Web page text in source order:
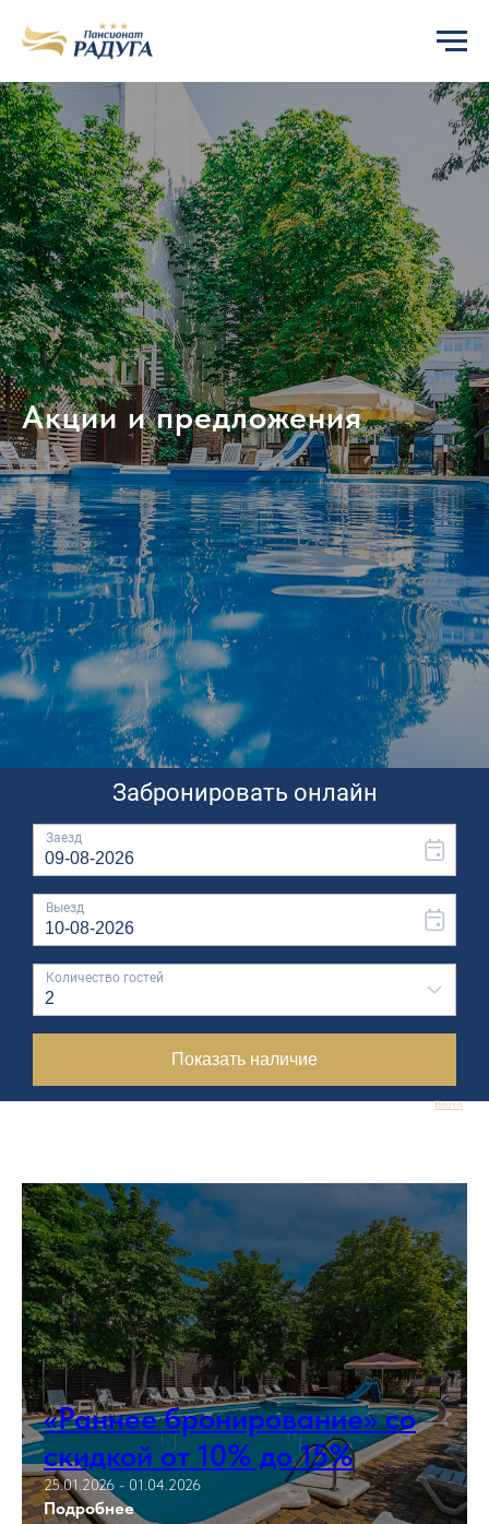
Акции и предложения
Bnovo
«Раннее бронирование» со
скидкой от 10% до 15%
25.01.2026 - 01.04.2026
Подробнее